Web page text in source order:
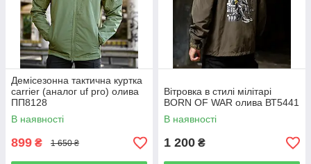
Демісезонна тактична куртка
carrier (аналог uf pro) олива
ПП8128
В наявності
899 ₴ 1 650 ₴
Вітровка в стилі мілітарі
BORN OF WAR олива ВТ5441
В наявності
1 200 ₴